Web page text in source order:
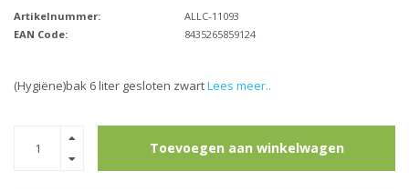
Artikelnummer:
ALLC-11093
EAN Code:
8435265859124
(Hygiëne)bak 6 liter gesloten zwartLees meer..
Toevoegen aan winkelwagen